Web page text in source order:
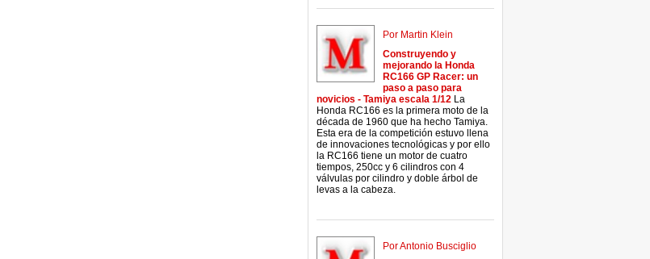
Por Martin Klein
Construyendo y
mejorando la Honda
RC166 GP Racer: un
paso a paso para
novicios - Tamiya escala 1/12 La
Honda RC166 es la primera moto de la
década de 1960 que ha hecho Tamiya.
Esta era de la competición estuvo llena
de innovaciones tecnológicas y por ello
la RC166 tiene un motor de cuatro
tiempos, 250cc y 6 cilindros con 4
válvulas por cilindro y doble árbol de
levas a la cabeza.
Por Antonio Busciglio